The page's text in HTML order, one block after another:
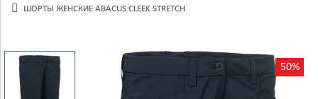
ШОРТЫ ЖЕНСКИЕ ABACUS CLEEK STRETCH
50%